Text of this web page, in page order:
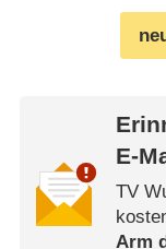
E-
TV
Arm